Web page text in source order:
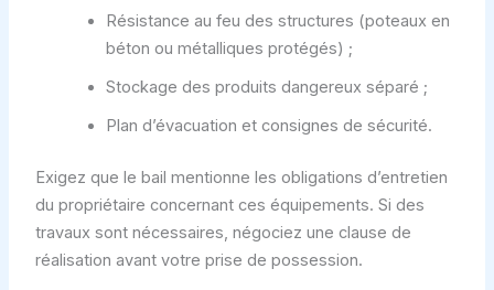
Résistance au feu des structures (poteaux en
béton ou métalliques protégés) ;
Stockage des produits dangereux séparé ;
Plan d’évacuation et consignes de sécurité.
Exigez que le bail mentionne les obligations d’entretien
du propriétaire concernant ces équipements. Si des
travaux sont nécessaires, négociez une clause de
réalisation avant votre prise de possession.